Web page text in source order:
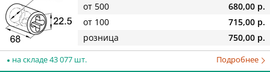
от 500
680,00 р.
от 100
715,00 р.
розница
750,00 р.
на складе 43 077 шт. Подробнее